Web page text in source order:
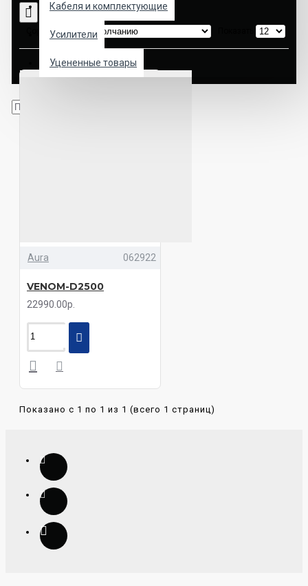
Кабеля и комплектующие
Усилители
Уцененные товары
Сортировка:
Aura 062922
VENOM-D2500
22990.00р.
Показано с 1 по 1 из 1 (всего 1 страниц)